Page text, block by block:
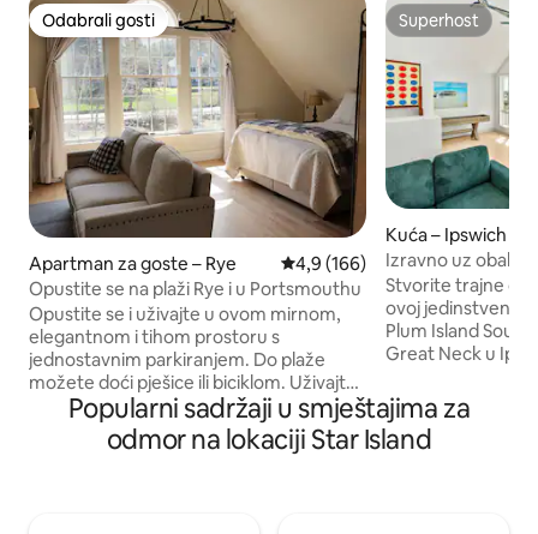
Odabrali gosti
Odabrali gosti
Apartman za goste – Rye Prosječna ocjena: 4,9/5,
4,9 (166)
Opustite se na plaži Rye i u Portsmouthu
Opustite se i uživajte u ovom mirnom,
elegantnom i tihom prostoru s
jednostavnim parkiranjem. Do plaže
možete doći pješice ili biciklom. Uživajte
u svom privatnom prostoru s
blagovaonicom, sofom, bračnim
krevetom (Queen), privatnom
Superhost
Superhost
Kuća – Ipswich
Izravno uz obalu
sunca u Soundu
Stvorite trajne
ovoj jedinstvenoj
Plum Island
Great Neck u
zadivljujući
svake prostorije,
večere uz
Popularni sadržaji u smještajima za
odmor na lokaciji Star Island